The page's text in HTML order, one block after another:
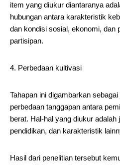
item yang diukur diantaranya
hubungan antara karakteristik
dan kondisi sosial, ekonomi, dan
partisipan.
4. Perbedaan kultivasi
Tahapan ini digambarkan
perbedaan tanggapan antara
berat. Hal-hal yang diukur adalah
pendidikan, dan karakteristik
Hasil dari penelitian tersebut